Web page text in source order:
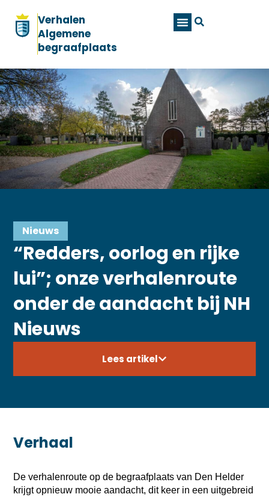
Verhalen
Algemene
begraafplaats
Nieuws
“Redders, oorlog en rijke
lui”; onze verhalenroute
onder de aandacht bij NH
Nieuws
Lees artikel
Verhaal
De verhalenroute op de begraafplaats van Den Helder
krijgt opnieuw mooie aandacht, dit keer in een uitgebreid